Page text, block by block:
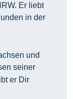
Er liebt
in der
und
seiner
er Dir